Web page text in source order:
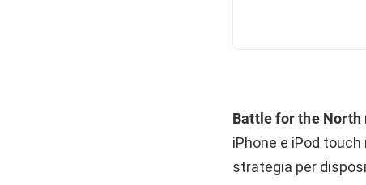
Battle for the North
iPhone e iPod
strategia per